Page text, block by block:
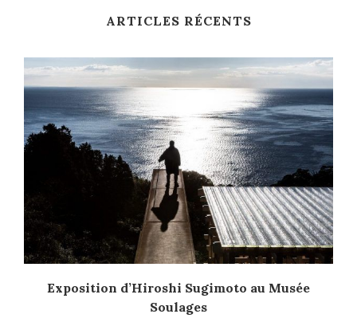
ARTICLES RÉCENTS
Exposition d’Hiroshi Sugimoto au Musée
Soulages